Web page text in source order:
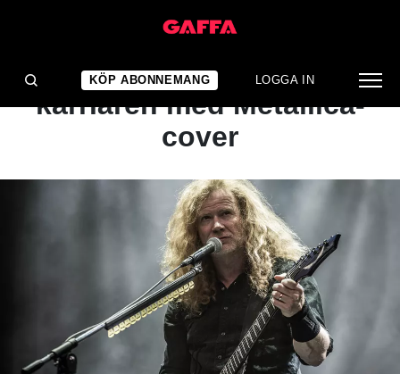
KÖP ABONNEMANG LOGGA IN
NYHET
Megadeth avslutar
karriären med Metallica-
cover